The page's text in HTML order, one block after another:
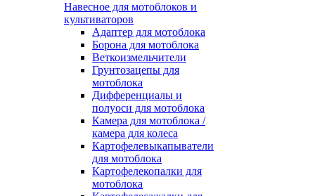
Навесное для мотоблоков и
культиваторов
Адаптер для мотоблока
Борона для мотоблока
Веткоизмельчители
Грунтозацепы для
мотоблока
Дифференциалы и
полуоси для мотоблока
Камера для мотоблока /
камера для колеса
Картофелевыкапыватели
для мотоблока
Картофелекопалки для
мотоблока